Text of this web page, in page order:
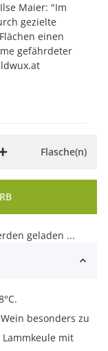
Maier: "Im
gezielte
einen
gefährdeter
Flasche(n)
geladen ...
besonders zu
mit